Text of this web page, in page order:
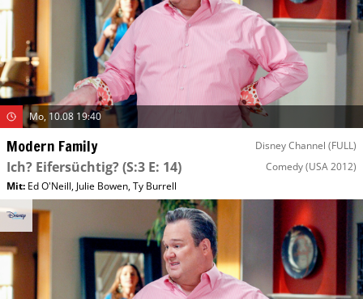
Mo, 10.08 19:40
Modern Family Disney Channel (FULL)
Ich? Eifersüchtig?(S:3 E: 14) Comedy(USA 2012)
Mit: Ed O'Neill, Julie Bowen,Ty Burrell